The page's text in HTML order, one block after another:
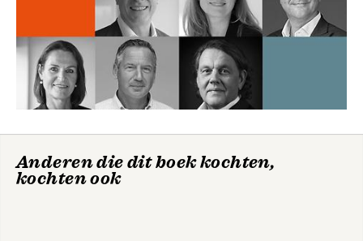
bronnen
Anderen die dit boek kochten,
kochten ook